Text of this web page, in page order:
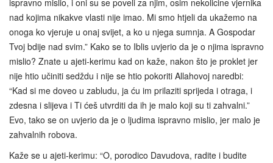
ispravno mislio, i oni su se poveli za njim, osim nekolicine vjernika
nad kojima nikakve vlasti nije imao. Mi smo htjeli da ukažemo na
onoga ko vjeruje u onaj svijet, a ko u njega sumnja. A Gospodar
Tvoj bdije nad svim.” Kako se to Iblis uvjerio da je o njima ispravno
mislio? Znate u ajeti-kerimu kad on kaže, nakon što je proklet jer
nije htio učiniti sedždu i nije se htio pokoriti Allahovoj naredbi:
“Kad si me doveo u zabludu, ja ću im prilaziti sprijeda i otraga, i
zdesna i slijeva i Ti ćeš utvrditi da ih je malo koji su ti zahvalni.”
Evo, tako se on uvjerio da je o ljudima ispravno mislio, jer malo je
zahvalnih robova.
Kaže se u ajeti-kerimu: “O, porodico Davudova, radite i budite